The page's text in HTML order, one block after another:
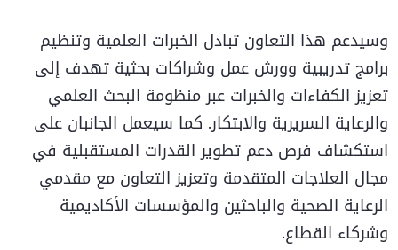
وسيدعم هذا التعاون تبادل الخبرات العلمية وتنظيم
برامج تدريبية وورش عمل وشراكات بحثية تهدف إلى
تعزيز الكفاءات والخبرات عبر منظومة البحث العلمي
والرعاية السريرية والابتكار. كما سيعمل الجانبان على
استكشاف فرص دعم تطوير القدرات المستقبلية في
مجال العلاجات المتقدمة وتعزيز التعاون مع مقدمي
الرعاية الصحية والباحثين والمؤسسات الأكاديمية
وشركاء القطاع.